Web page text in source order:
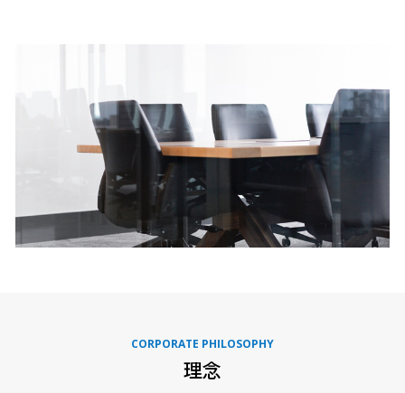
CORPORATE PHILOSOPHY
理念